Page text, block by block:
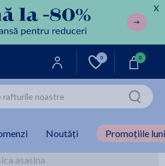
X
0 0
Noutăți Promoțiile
asasina